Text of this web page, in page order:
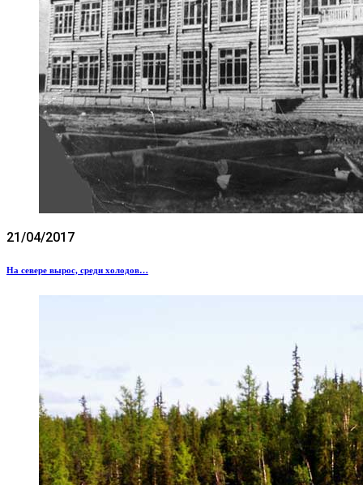
21/04/2017
На севере вырос, среди холодов…